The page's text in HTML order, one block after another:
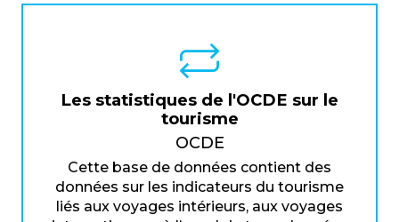
Les statistiques de l'OCDE sur le
tourisme
OCDE
Cette base de données contient des
données sur les indicateurs du tourisme
liés aux voyages intérieurs, aux voyages